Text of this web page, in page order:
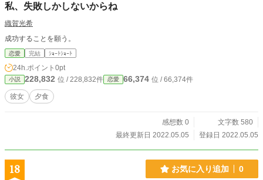
私、失敗しかしないからね
織賀光希
成功することを願う。
恋愛 完結 ｼｮｰﾄｼｮｰﾄ
24h.ポイント 0pt
小説 228,832 位 / 228,832件 恋愛 66,374 位 / 66,374件
彼女 夕食
感想数 0
文字数 580
最終更新日 2022.05.05
登録日 2022.05.05
18 お気に入り追加 0